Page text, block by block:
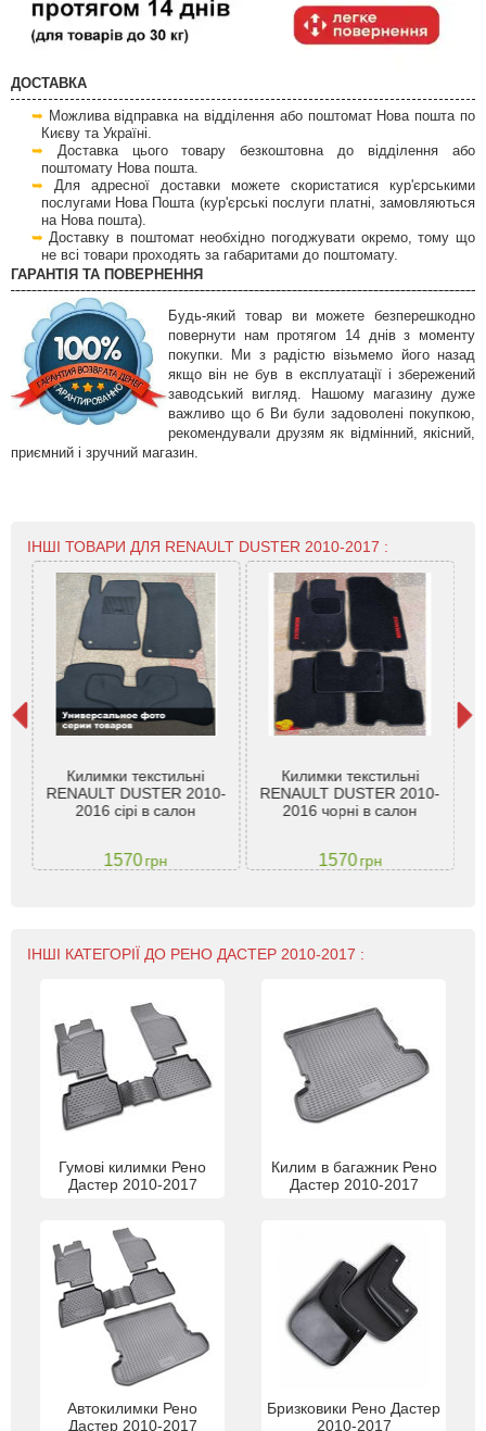
ДОСТАВКА
Можлива відправка на відділення або поштомат Нова пошта по
Києву та Україні.
Доставка цього товару безкоштовна до відділення або
поштомату Нова пошта.
Для адресної доставки можете скористатися кур'єрськими
послугами Нова Пошта (кур'єрські послуги платні, замовляються
на Нова пошта).
Доставку в поштомат необхідно погоджувати окремо, тому що
не всі товари проходять за габаритами до поштомату.
ГАРАНТІЯ ТА ПОВЕРНЕННЯ
Будь-який товар ви можете безперешкодно
повернути нам протягом 14 днів з моменту
покупки. Ми з радістю візьмемо його назад
якщо він не був в експлуатації і збережений
заводський вигляд. Нашому магазину дуже
важливо що б Ви були задоволені покупкою,
рекомендували друзям як відмінний, якісний,
приємний і зручний магазин.
ІНШІ ТОВАРИ ДЛЯ RENAULT DUSTER 2010-2017 :
Килимки текстильні
RENAULT DUSTER 2010-
2016 сірі в салон
1570грн
Килимки текстильні
RENAULT DUSTER 2010-
2016 чорні в салон
1570грн
ІНШІ КАТЕГОРІЇ ДО РЕНО ДАСТЕР 2010-2017 :
Гумові килимки Рено
Дастер 2010-2017
Килим в багажник Рено
Дастер 2010-2017
Автокилимки Рено
Дастер 2010-2017
Бризковики Рено Дастер
2010-2017